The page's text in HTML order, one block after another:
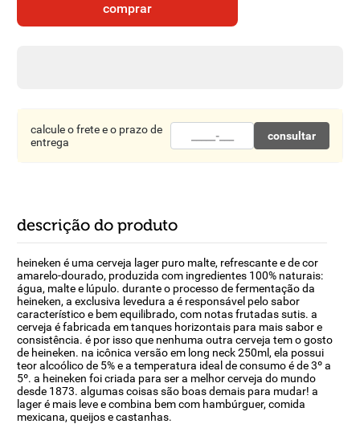
comprar
calcule o frete e o prazo de
entrega
consultar
descrição do produto
heineken é uma cerveja lager puro malte, refrescante e de cor
amarelo-dourado, produzida com ingredientes 100% naturais:
água, malte e lúpulo. durante o processo de fermentação da
heineken, a exclusiva levedura a é responsável pelo sabor
característico e bem equilibrado, com notas frutadas sutis. a
cerveja é fabricada em tanques horizontais para mais sabor e
consistência. é por isso que nenhuma outra cerveja tem o gosto
de heineken. na icônica versão em long neck 250ml, ela possui
teor alcoólico de 5% e a temperatura ideal de consumo é de 3º a
5º. a heineken foi criada para ser a melhor cerveja do mundo
desde 1873. algumas coisas são boas demais para mudar! a
lager é mais leve e combina bem com hambúrguer, comida
mexicana, queijos e castanhas.
detergente